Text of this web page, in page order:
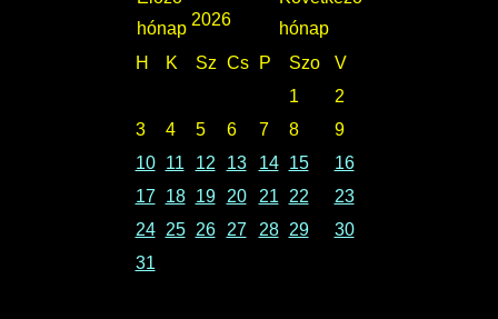
2026
H K Sz Cs P Szo
V
1
2
3
4 5 6 7 8
9
10
11 12 13 14 15
16
17
18 19 20 21 22
23
24
25 26 27 28 29
30
31